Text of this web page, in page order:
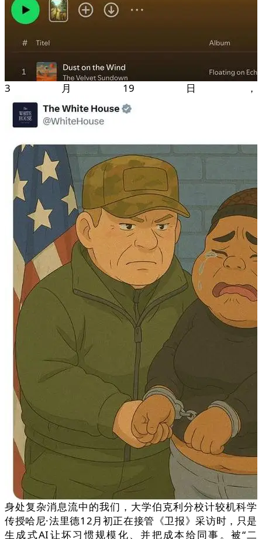
3月19日，
身处复杂消息流中的我们，大学伯克利分校计较机科学
传授哈尼·法里德12月初正在接管《卫报》采访时，只是
生成式AI让坏习惯规模化、并把成本给同事。被“二